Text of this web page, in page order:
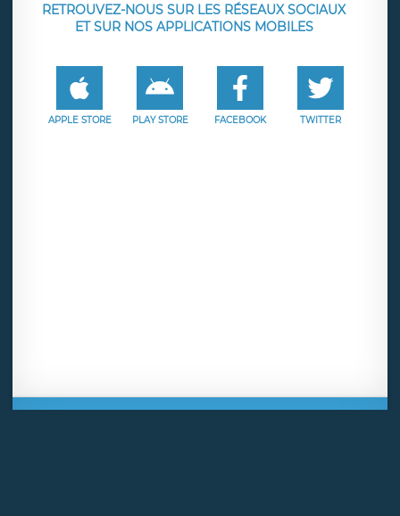
RETROUVEZ-NOUS SUR LES RÉSEAUX SOCIAUX
ET SUR NOS APPLICATIONS MOBILES
APPLE STORE PLAY STORE FACEBOOK TWITTER